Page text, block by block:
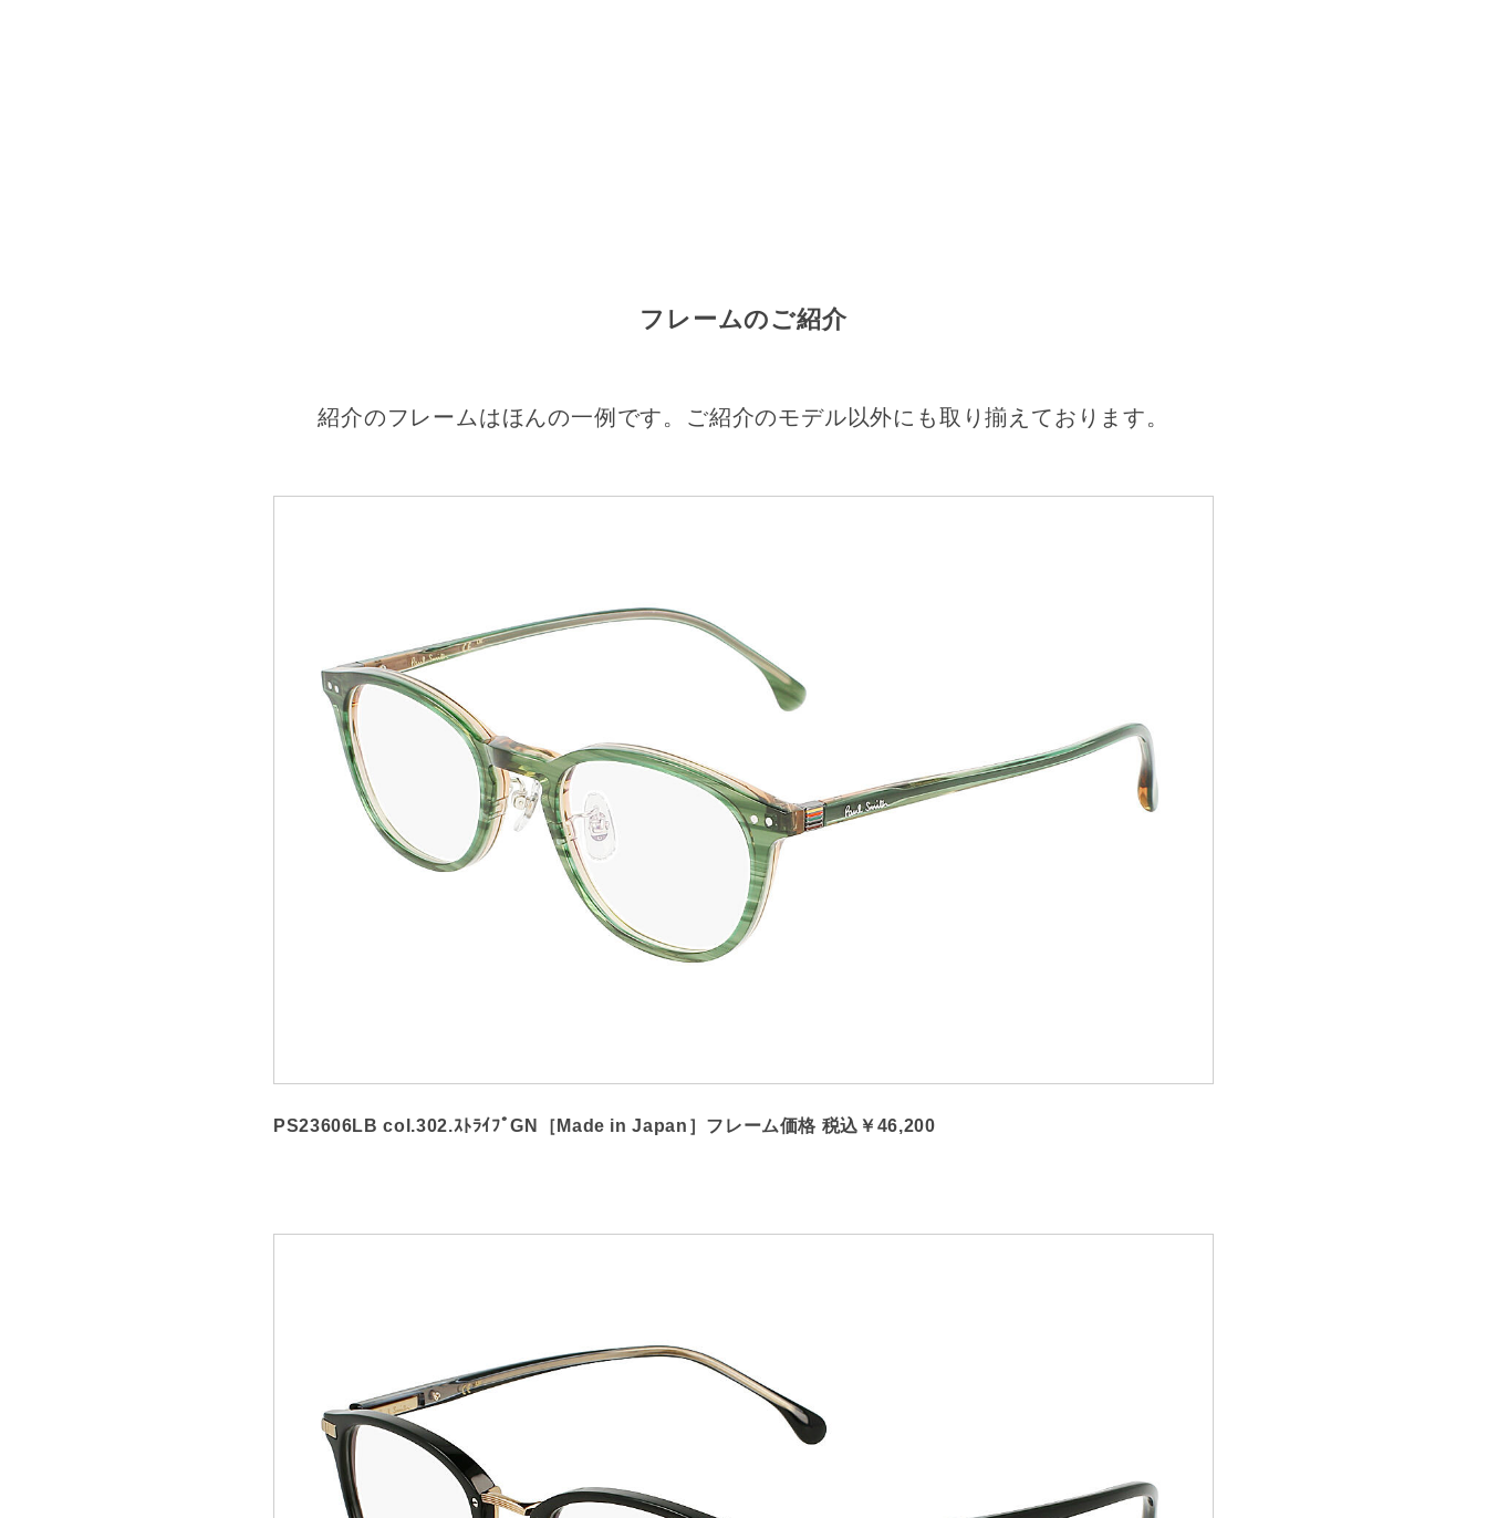
フレームのご紹介
紹介のフレームはほんの一例です。ご紹介のモデル以外にも取り揃えております。
PS23606LB col.302.ｽﾄﾗｲﾌﾟGN［Made in Japan］フレーム価格 税込￥46,200​